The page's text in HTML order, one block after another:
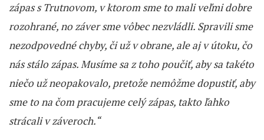
zápas s Trutnovom, v ktorom sme to mali veľmi dobre
rozohrané, no záver sme vôbec nezvládli. Spravili sme
nezodpovedné chyby, či už v obrane, ale aj v útoku, čo
nás stálo zápas. Musíme sa z toho poučiť, aby sa takéto
niečo už neopakovalo, pretože nemôžme dopustiť, aby
sme to na čom pracujeme celý zápas, takto ľahko
strácali v záveroch.“